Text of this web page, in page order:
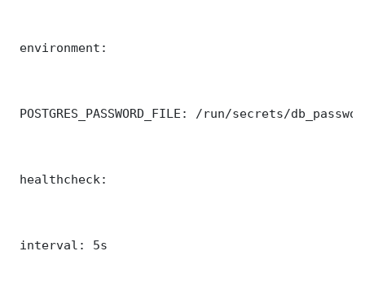
environment:
POSTGRES_PASSWORD_FILE: /run/secrets/
healthcheck:
interval: 5s